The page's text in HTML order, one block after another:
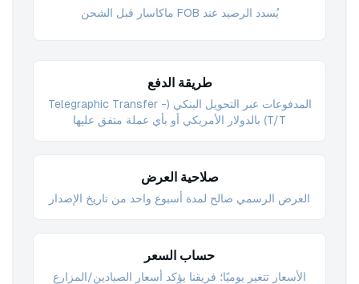
يُسدد الرصيد عند FOB ماكاسار قبل الشحن
طريقة الدفع
المدفوعات عبر التحويل البنكي (Telegraphic Transfer -
T/T) بالدولار الأمريكي أو بأي عملة متفق عليها
صلاحية العرض
العرض الرسمي صالح لمدة أسبوع واحد من تاريخ الإصدار
حساب السعر
الأسعار تتغير يوميًا؛ فريقنا يؤكد أسعار الصيادين/المزارع